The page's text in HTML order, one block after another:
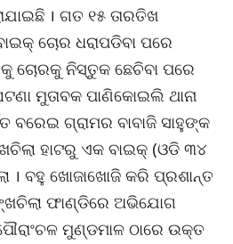
। ଗତ ୧୫ ତାରତିଖ
ଚୋର ଧରାପଡିବା ପରେ
ଚୋରକୁ ନିସ୍ତୁକ ଛେଚିବା ପରେ
ମୁତାବକ ପାଣିକୋଇଲି ଥାନା
ବରେଇ ଗ୍ରାମର ବାବାଜି ସାହୁଙ୍କ
ହାଟରୁ ଏକ ବାଇକ୍ (ଓଡି ୩୪
। ବହୁ ଖୋଜାଖୋଜି କରି ପ୍ରଶାନ୍ତ
ଫାଣ୍ଡିରେ ଅଭିଯୋଗ
ମୁଣ୍ଡମାଳ ଠାରେ ଉକ୍ତ